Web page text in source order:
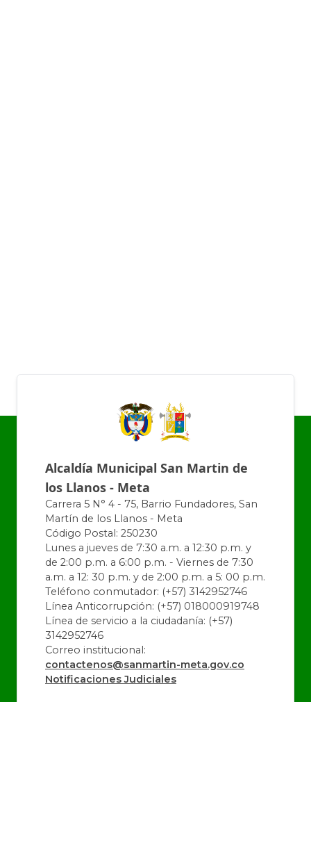
Alcaldía Municipal San Martin de
los Llanos - Meta
Carrera 5 N° 4 - 75, Barrio Fundadores, San
Martín de los Llanos - Meta
Código Postal: 250230
Lunes a jueves de 7:30 a.m. a 12:30 p.m. y
de 2:00 p.m. a 6:00 p.m. - Viernes de 7:30
a.m. a 12: 30 p.m. y de 2:00 p.m. a 5: 00 p.m.
Teléfono conmutador: (+57) 3142952746
Línea Anticorrupción: (+57) 018000919748
Línea de servicio a la ciudadanía: (+57)
3142952746
Correo institucional:
contactenos@sanmartin-meta.gov.co
Notificaciones Judiciales